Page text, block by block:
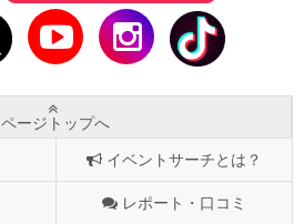
ページトップへ
イベントサーチとは？
レポート・口コミ